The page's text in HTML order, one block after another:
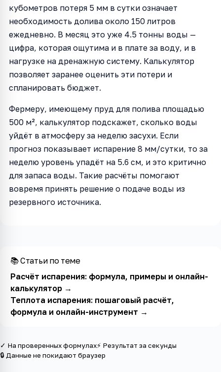
кубометров потеря 5 мм в сутки означает
необходимость долива около 150 литров
ежедневно. В месяц это уже 4.5 тонны воды —
цифра, которая ощутима и в плате за воду, и в
нагрузке на дренажную систему. Калькулятор
позволяет заранее оценить эти потери и
спланировать бюджет.
Фермеру, имеющему пруд для полива площадью
500 м², калькулятор подскажет, сколько воды
уйдёт в атмосферу за неделю засухи. Если
прогноз показывает испарение 8 мм/сутки, то за
неделю уровень упадёт на 5.6 см, и это критично
для запаса воды. Такие расчёты помогают
вовремя принять решение о подаче воды из
резервного источника.
📚 Статьи по теме
Расчёт испарения: формула, примеры и онлайн-
калькулятор→
Теплота испарения: пошаговый расчёт,
формула и онлайн-инструмент →
✓ На проверенных формулах⚡ Результат за секунды
🔒 Данные не покидают браузер